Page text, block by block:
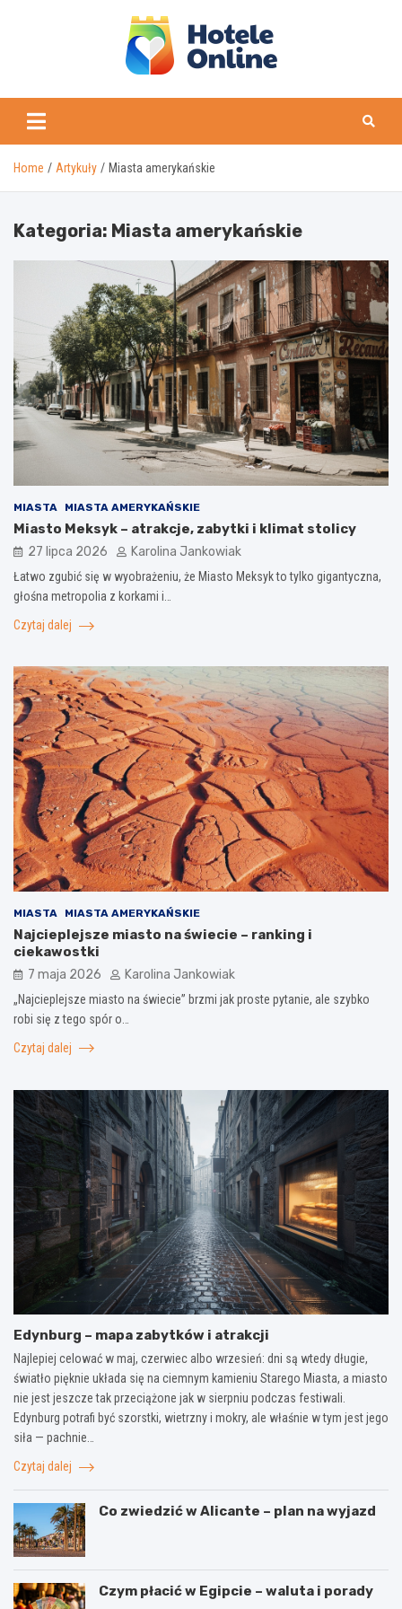
Home Artykuły Miasta amerykańskie
Kategoria: Miasta amerykańskie
MIASTA MIASTA AMERYKAŃSKIE
Miasto Meksyk – atrakcje, zabytki i klimat stolicy
27 lipca 2026 Karolina Jankowiak
Łatwo zgubić się w wyobrażeniu, że Miasto Meksyk to tylko gigantyczna,
głośna metropolia z korkami i…
Czytaj dalej
MIASTA MIASTA AMERYKAŃSKIE
Najcieplejsze miasto na świecie – ranking i
ciekawostki
7 maja 2026 Karolina Jankowiak
„Najcieplejsze miasto na świecie” brzmi jak proste pytanie, ale szybko
robi się z tego spór o…
Czytaj dalej
Edynburg – mapa zabytków i atrakcji
Najlepiej celować w maj, czerwiec albo wrzesień: dni są wtedy długie,
światło pięknie układa się na ciemnym kamieniu Starego Miasta, a miasto
nie jest jeszcze tak przeciążone jak w sierpniu podczas festiwali.
Edynburg potrafi być szorstki, wietrzny i mokry, ale właśnie w tym jest jego
siła — pachnie…
Czytaj dalej
Co zwiedzić w Alicante – plan na wyjazd
Czym płacić w Egipcie – waluta i porady